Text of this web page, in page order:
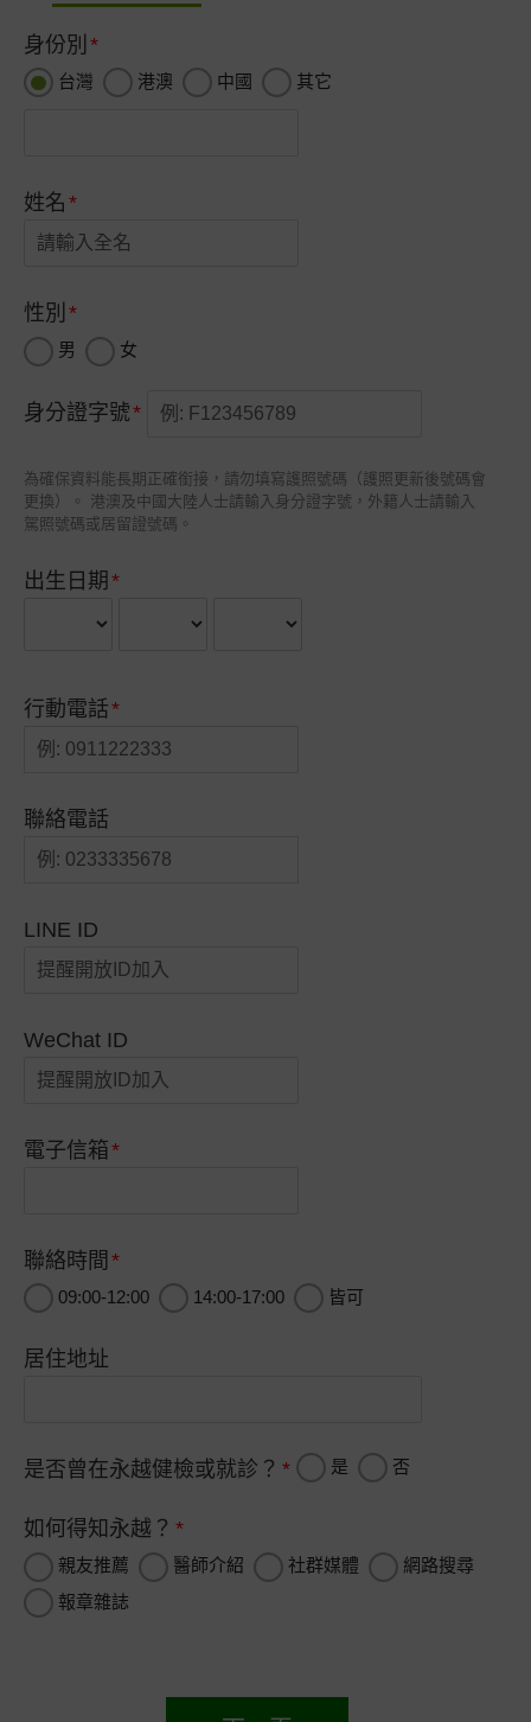
身份別
台灣 港澳 中國 其它
姓名
性別
男 女
身分證字號
為確保資料能長期正確銜接，請勿填寫護照號碼（護照更新後號碼會
更換）。
港澳及中國大陸人士請輸入身分證字號，外籍人士請輸入
駕照號碼或居留證號碼。
出生日期
行動電話
聯絡電話
LINE ID
WeChat ID
電子信箱
聯絡時間
09:00-12:00 14:00-17:00 皆可
居住地址
是否曾在永越健檢或就診？ 是 否
如何得知永越？
親友推薦 醫師介紹 社群媒體
網路搜尋
報章雜誌